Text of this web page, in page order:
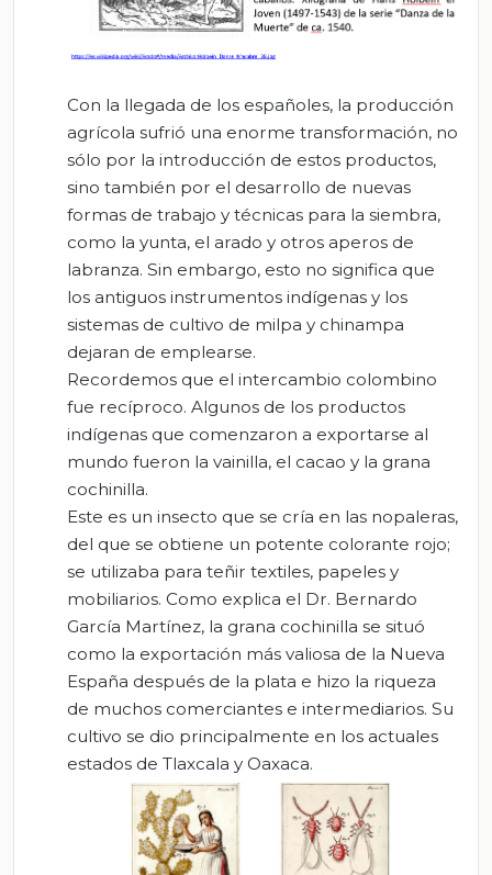
Con la llegada de los españoles, la producción
agrícola sufrió una enorme transformación, no
sólo por la introducción de estos productos,
sino también por el desarrollo de nuevas
formas de trabajo y técnicas para la siembra,
como la yunta, el arado y otros aperos de
labranza. Sin embargo, esto no significa que
los antiguos instrumentos indígenas y los
sistemas de cultivo de milpa y chinampa
dejaran de emplearse.
Recordemos que el intercambio colombino
fue recíproco. Algunos de los productos
indígenas que comenzaron a exportarse al
mundo fueron la vainilla, el cacao y la grana
cochinilla.
Este es un insecto que se cría en las nopaleras,
del que se obtiene un potente colorante rojo;
se utilizaba para teñir textiles, papeles y
mobiliarios. Como explica el Dr. Bernardo
García Martínez, la grana cochinilla se situó
como la exportación más valiosa de la Nueva
España después de la plata e hizo la riqueza
de muchos comerciantes e intermediarios. Su
cultivo se dio principalmente en los actuales
estados de Tlaxcala y Oaxaca.